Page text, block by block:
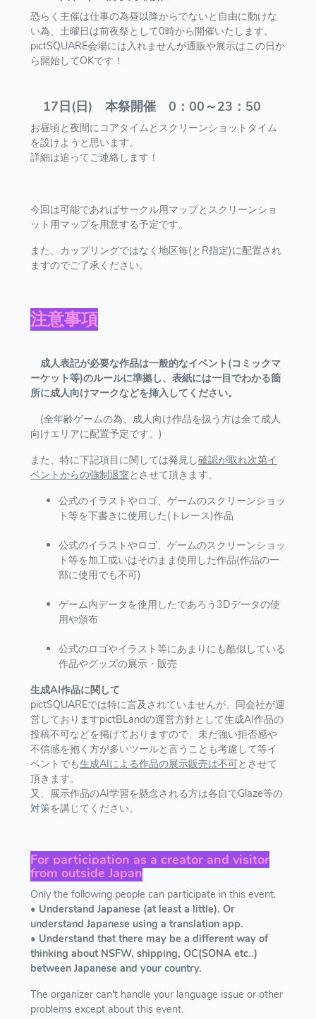
恐らく主催は仕事の為昼以降からでないと自由に動けな
い為、土曜日は前夜祭として0時から開催いたします。
pictSQUARE会場には入れませんが通販や展示はこの日か
ら開始してOKです！
17日(日) 本祭開催 0：00～23：50
お昼頃と夜間にコアタイムとスクリーンショットタイム
を設けようと思います。
詳細は追ってご連絡します！
今回は可能であればサークル用マップとスクリーンショ
ット用マップを用意する予定です。
また、カップリングではなく地区毎(とR指定)に配置され
ますのでご了承ください。
注意事項
成人表記が必要な作品は一般的なイベント(コミックマ
ーケット等)のルールに準拠し、表紙には一目でわかる箇
所に成人向けマークなどを挿入してください。
(全年齢ゲームの為、成人向け作品を扱う方は全て成人
向けエリアに配置予定です。)
また、特に下記項目に関しては発見し確認が取れ次第イ
ベントからの強制退室とさせて頂きます。
公式のイラストやロゴ、ゲームのスクリーンショッ
ト等を下書きに使用した(トレース)作品
公式のイラストやロゴ、ゲームのスクリーンショッ
ト等を加工或いはそのまま使用した作品(作品の一
部に使用でも不可)
ゲーム内データを使用したであろう3Dデータの使
用や頒布
公式のロゴやイラスト等にあまりにも酷似している
作品やグッズの展示・販売
生成AI作品に関して
pictSQUAREでは特に言及されていませんが、同会社が運
営しておりますpictBLandの運営方針として生成AI作品の
投稿不可などを掲げておりますので、未だ強い拒否感や
不信感を抱く方が多いツールと言うことも考慮して等イ
ベントでも生成AIによる作品の展示販売は不可とさせて
頂きます。
又、展示作品のAI学習を懸念される方は各自でGlaze等の
対策を講じてください。
For participation as a creator and visitor
from outside Japan
Only the following people can participate in this event.
• Understand Japanese (at least a little). Or
understand Japanese using a translation app.
• Understand that there may be a different way of
thinking about NSFW, shipping, OC(SONA etc..)
between Japanese and your country.
The organizer can't handle your language issue or other
problems except about this event.